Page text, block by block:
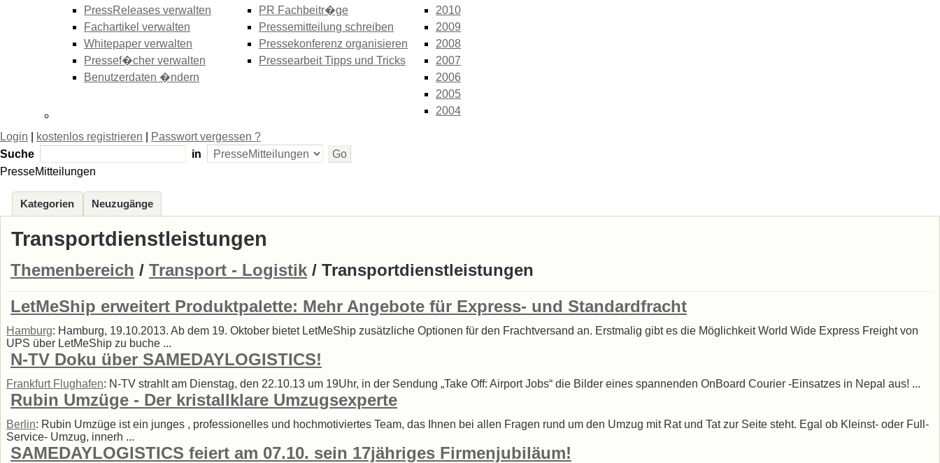
PressReleases verwalten
Fachartikel verwalten
Whitepaper verwalten
Pressef�cher verwalten
Benutzerdaten �ndern
PR Fachbeitr�ge
Pressemitteilung schreiben
Pressekonferenz organisieren
Pressearbeit Tipps und Tricks
2010
2009
2008
2007
2006
2005
2004
Login kostenlos registrieren
Passwort vergessen ?
Suche
in
PresseMitteilungen
Kategorien Neuzugänge
Transportdienstleistungen
Themenbereich / Transport - Logistik / Transportdienstleistungen
LetMeShip erweitert Produktpalette: Mehr Angebote für Express- und Standardfracht
Hamburg: Hamburg, 19.10.2013. Ab dem 19. Oktober bietet LetMeShip zusätzliche Optionen für den Frachtversand an. Erstmalig gibt es die Möglichkeit World Wide Express Freight von
UPS über LetMeShip zu buche ...
N-TV Doku über SAMEDAYLOGISTICS!
Frankfurt Flughafen: N-TV strahlt am Dienstag, den 22.10.13 um 19Uhr, in der Sendung „Take Off: Airport Jobs“ die Bilder eines spannenden OnBoard Courier -Einsatzes in Nepal aus! ...
Rubin Umzüge - Der kristallklare Umzugsexperte
Berlin: Rubin Umzüge ist ein junges , professionelles und hochmotiviertes Team, das Ihnen bei allen Fragen rund um den Umzug mit Rat und Tat zur Seite steht. Egal ob Kleinst- oder Full-
Service- Umzug, innerh ...
SAMEDAYLOGISTICS feiert am 07.10. sein 17jähriges Firmenjubiläum!